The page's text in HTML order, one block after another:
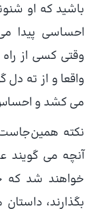
باشید که او
احساسی پیدا
وقتی کسی از
واقعا و از ته
می کشد و
نکته
آنچه می گویند
خواهند شد که
بگذارند،